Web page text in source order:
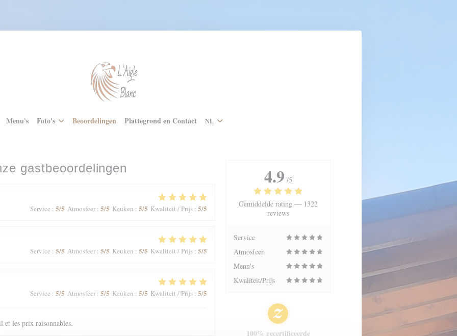
Menu's Foto's Beoordelingen Plattegrond en Contact NL
gastbeoordelingen
Service : 5/5 Atmosfeer: 5/5 Keuken : 5/5 Kwaliteit / Prijs: 5/5
Service : 5/5 Atmosfeer: 5/5 Keuken : 5/5 Kwaliteit / Prijs: 5/5
Service : 5/5 Atmosfeer: 5/5 Keuken : 5/5 Kwaliteit / Prijs: 5/5
et les prix raisonnables.
4.9 /5
Gemiddelde rating — 1322
reviews
Service
Atmosfeer
Menu's
Kwaliteit/Prijs
100% gecertificeerde